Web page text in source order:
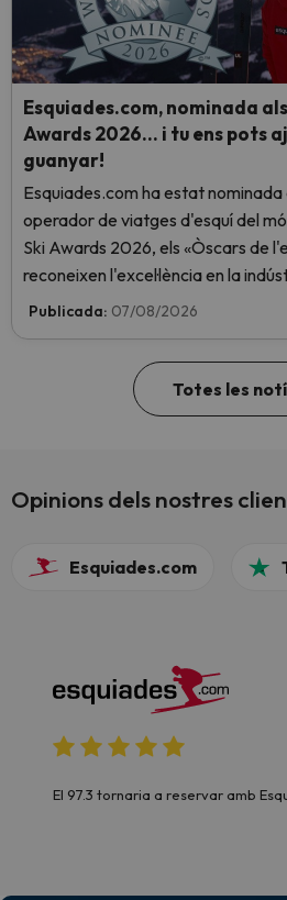
Esquiades.com, nominada
Awards 2026… i tu ens pots
guanyar!
Esquiades.com ha estat nominada
operador de viatges d'esquí del
Ski Awards 2026, els «Òscars de
reconeixen l'excel·lència en la
Vota ara i ajuda'ns a arribar al
Publicada: 07/08/2026
Totes les
Opinions dels nostres
Esquiades.com
El 97.3 tornaria a reservar amb